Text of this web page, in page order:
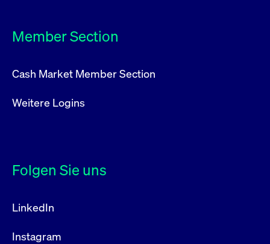
Member Section
Cash Market Member Section
Weitere Logins
Folgen Sie uns
LinkedIn
Instagram